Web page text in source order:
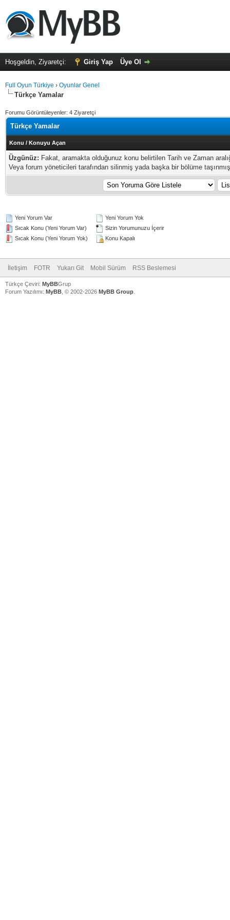
Hoşgeldin, Ziyaretçi: Giriş Yap Üye Ol
Full Oyun Türkiye › Oyunlar Genel
Türkçe Yamalar
Forumu Görüntüleyenler: 4 Ziyaretçi
Türkçe Yamalar
Konu / Konuyu Açan
Üzgünüz: Fakat, aramakta olduğunuz konu belirtilen Tarih ve Zaman
Veya forum yöneticileri tarafından silinmiş yada başka bir bölüme
Yeni Yorum Var
Sıcak Konu (Yeni Yorum Var)
Sıcak Konu (Yeni Yorum Yok)
Yeni Yorum Yok
Sizin Yorumunuzu İçerir
Konu Kapalı
İletişim FOTR Yukarı Git Mobil Sürüm RSS Beslemesi
Türkçe Çeviri: MyBBGrup
Forum Yazılımı: MyBB , © 2002-2026 MyBB Group